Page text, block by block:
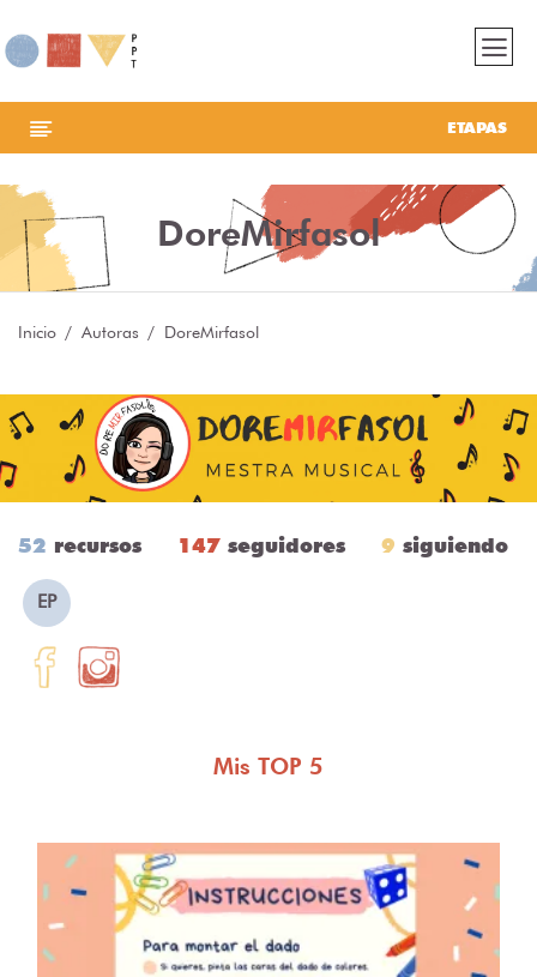
ETAPAS
DoreMirfasol
Inicio Autoras DoreMirfasol
52 recursos 147 seguidores 9 siguiendo
EP
Mis TOP 5